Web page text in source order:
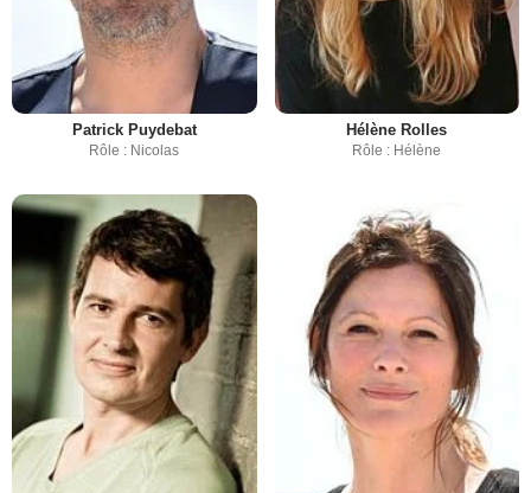
Patrick Puydebat
Rôle : Nicolas
Hélène Rolles
Rôle : Hélène